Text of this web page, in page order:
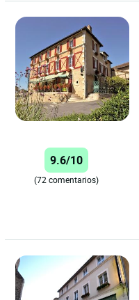
9.6/10
(72 comentarios)